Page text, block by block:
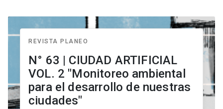
REVISTA PLANEO
N° 63 | CIUDAD ARTIFICIAL
VOL. 2 "Monitoreo ambiental
para el desarrollo de nuestras
ciudades"